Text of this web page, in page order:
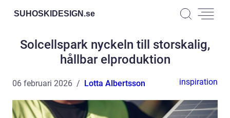
SUHOSKIDESIGN.se
Solcellspark nyckeln till storskalig,
hållbar elproduktion
06 februari 2026 Lotta Albertsson inspiration